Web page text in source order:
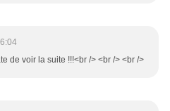
de voir la suite !!!<br /> <br /> <br />